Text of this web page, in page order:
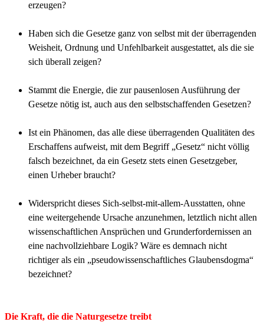
erzeugen?
Haben sich die Gesetze ganz von selbst mit der überragenden
Weisheit, Ordnung und Unfehlbarkeit ausgestattet, als die sie
sich überall zeigen?
Stammt die Energie, die zur pausenlosen Ausführung der
Gesetze nötig ist, auch aus den selbstschaffenden Gesetzen?
Ist ein Phänomen, das alle diese überragenden Qualitäten des
Erschaffens aufweist, mit dem Begriff „Gesetz“ nicht völlig
falsch bezeichnet, da ein Gesetz stets einen Gesetzgeber,
einen Urheber braucht?
Widerspricht dieses Sich-selbst-mit-allem-Ausstatten, ohne
eine weitergehende Ursache anzunehmen, letztlich nicht allen
wissenschaftlichen Ansprüchen und Grunderfordernissen an
eine nachvollziehbare Logik? Wäre es demnach nicht
richtiger als ein „pseudowissenschaftliches Glaubensdogma“
bezeichnet?
Die Kraft, die die Naturgesetze treibt